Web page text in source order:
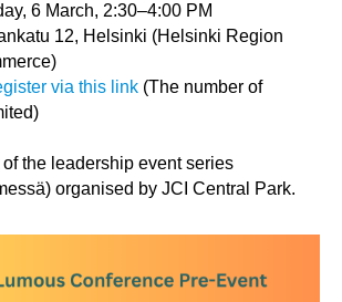
6 March, 2:30–4:00 PM
12, Helsinki (Helsinki Region
via this link (The number of
the leadership event series
organised by JCI Central Park.